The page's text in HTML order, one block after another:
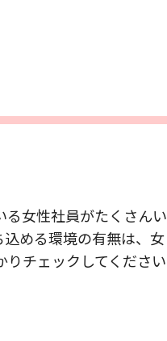
る女性社員がたくさんい
める環境の有無は、女
チェックしてください